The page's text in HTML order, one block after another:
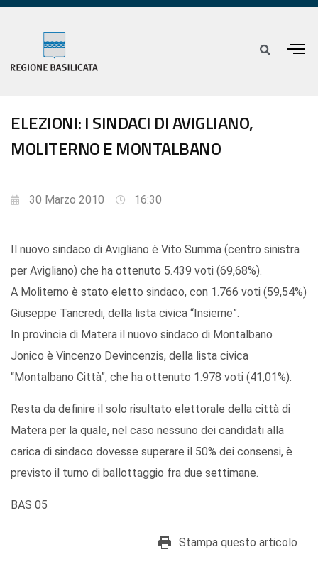
ELEZIONI: I SINDACI DI AVIGLIANO,
MOLITERNO E MONTALBANO
30 Marzo 2010 16:30
Il nuovo sindaco di Avigliano è Vito Summa (centro sinistra
per Avigliano) che ha ottenuto 5.439 voti (69,68%).
A Moliterno è stato eletto sindaco, con 1.766 voti (59,54%)
Giuseppe Tancredi, della lista civica “Insieme”.
In provincia di Matera il nuovo sindaco di Montalbano
Jonico è Vincenzo Devincenzis, della lista civica
“Montalbano Città”, che ha ottenuto 1.978 voti (41,01%).
Resta da definire il solo risultato elettorale della città di
Matera per la quale, nel caso nessuno dei candidati alla
carica di sindaco dovesse superare il 50% dei consensi, è
previsto il turno di ballottaggio fra due settimane.
BAS 05
Stampa questo articolo